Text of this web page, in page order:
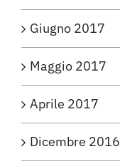
Giugno 2017
Maggio 2017
Aprile 2017
Dicembre 2016